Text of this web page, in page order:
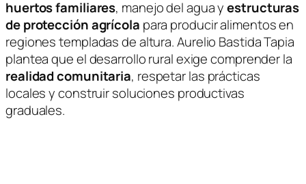
huertos familiares, manejo del agua yestructuras
de protección agrícola para producir alimentos en
regiones templadas de altura.Aurelio Bastida Tapia
plantea que el desarrollo rural exige comprender la
realidad comunitaria, respetar las prácticas
locales y construir soluciones productivas
graduales.